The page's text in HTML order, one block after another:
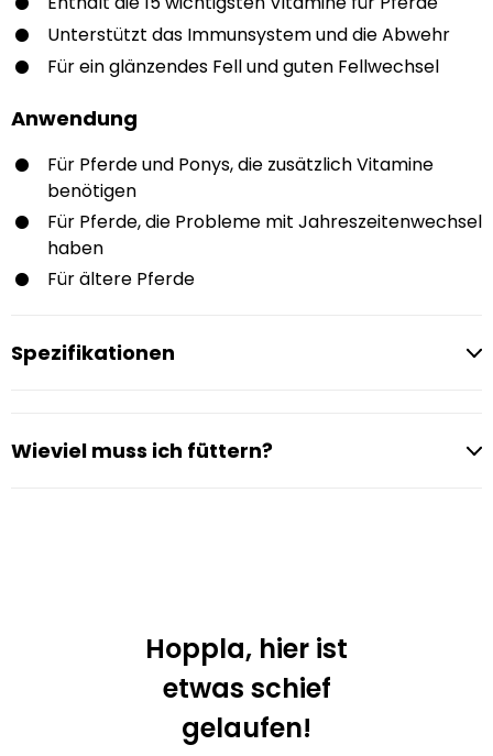
Unterstützt das Immunsystem und die Abwehr
Für ein glänzendes Fell und guten Fellwechsel
Anwendung
Für Pferde und Ponys, die zusätzlich Vitamine
benötigen
Für Pferde, die Probleme mit Jahreszeitenwechsel
haben
Für ältere Pferde
Spezifikationen
Wieviel muss ich füttern?
Hoppla, hier ist
etwas schief
gelaufen!